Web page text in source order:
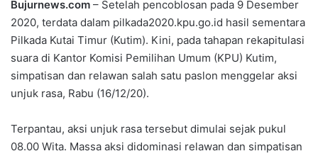
Bujurnews.com – Setelah pencoblosan pada 9 Desember
2020, terdata dalam pilkada2020.kpu.go.id hasil sementara
Pilkada Kutai Timur (Kutim). Kini, pada tahapan rekapitulasi
suara di Kantor Komisi Pemilihan Umum (KPU) Kutim,
simpatisan dan relawan salah satu paslon menggelar aksi
unjuk rasa, Rabu (16/12/20).
Terpantau, aksi unjuk rasa tersebut dimulai sejak pukul
08.00 Wita. Massa aksi didominasi relawan dan simpatisan